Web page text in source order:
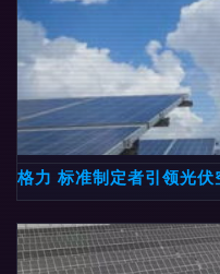
格力 标准制定者引领光